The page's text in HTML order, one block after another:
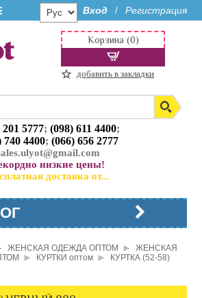
Вход / Регистрация
201 5777;(098) 611 4400;
740 4400;(066) 656 2777
низкие цены!
доставка от...
Корзина (0)
добавить в закладки
ЖЕНСКАЯ ОДЕЖДА ОПТОМ
ЖЕНСКАЯ
КУРТКИ оптом
КУРТКА (52-58)